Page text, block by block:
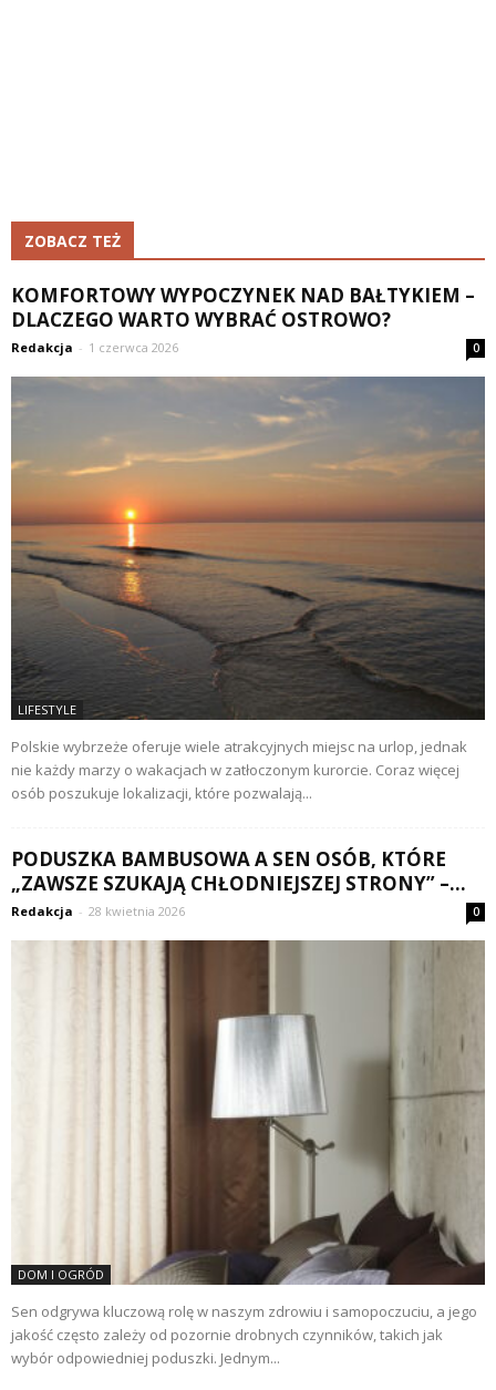
ZOBACZ TEŻ
KOMFORTOWY WYPOCZYNEK NAD BAŁTYKIEM –
DLACZEGO WARTO WYBRAĆ OSTROWO?
Redakcja - 1 czerwca 2026 0
LIFESTYLE
Polskie wybrzeże oferuje wiele atrakcyjnych miejsc na urlop, jednak
nie każdy marzy o wakacjach w zatłoczonym kurorcie. Coraz więcej
osób poszukuje lokalizacji, które pozwalają...
PODUSZKA BAMBUSOWA A SEN OSÓB, KTÓRE
„ZAWSZE SZUKAJĄ CHŁODNIEJSZEJ STRONY” –...
Redakcja - 28 kwietnia 2026 0
DOM I OGRÓD
Sen odgrywa kluczową rolę w naszym zdrowiu i samopoczuciu, a jego
jakość często zależy od pozornie drobnych czynników, takich jak
wybór odpowiedniej poduszki. Jednym...